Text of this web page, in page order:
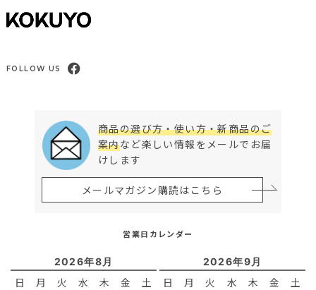
FOLLOW US
商品の選び方・使い方・新商品のご
案内など楽しい情報をメールでお届
けします
メールマガジン購読はこちら
営業日カレンダー
2026年8月
日 月 火 水 木 金 土
2026年9月
日 月 火 水 木 金 土